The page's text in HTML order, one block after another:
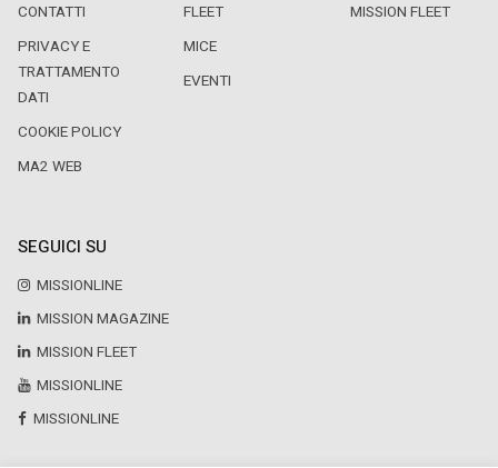
CONTATTI
PRIVACY E
TRATTAMENTO
DATI
COOKIE POLICY
MA2 WEB
FLEET
MICE
EVENTI
MISSION FLEET
SEGUICI SU
MISSIONLINE
MISSION MAGAZINE
MISSION FLEET
MISSIONLINE
MISSIONLINE